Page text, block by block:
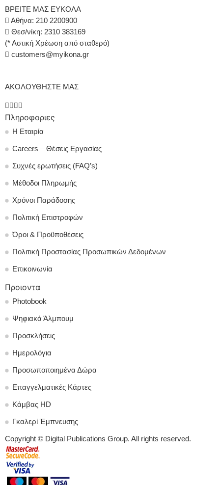
ΒΡΕΙΤΕ ΜΑΣ ΕΥΚΟΛΑ
Αθήνα: 210 2200900
Θεσ/νίκη: 2310 383169
(* Αστική Χρέωση από σταθερό)
customers@myikona.gr
ΑΚΟΛΟΥΘΗΣΤΕ ΜΑΣ
Πληροφοριες
Η Εταιρία
Careers – Θέσεις Εργασίας
Συχνές ερωτήσεις (FAQ’s)
Μέθοδοι Πληρωμής
Χρόνοι Παράδοσης
Πολιτική Επιστροφών
Όροι & Προϋποθέσεις
Πολιτική Προστασίας Προσωπικών Δεδομένων
Επικοινωνία
Προιοντα
Photobook
Ψηφιακά Άλμπουμ
Προσκλήσεις
Ημερολόγια
Προσωποποιημένα Δώρα
Επαγγελματικές Κάρτες
Κάμβας HD
Γκαλερί Έμπνευσης
Copyright © Digital Publications Group. All rights reserved.